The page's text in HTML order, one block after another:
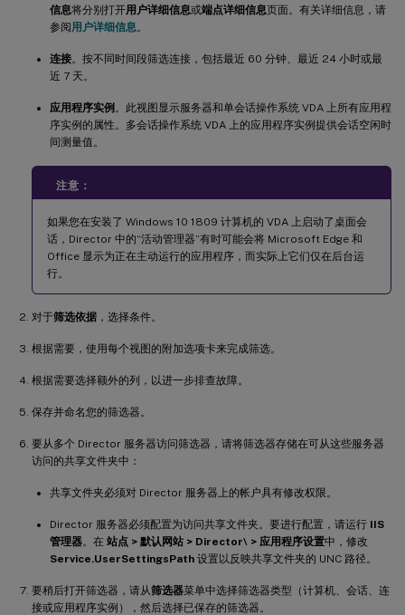
信息将分别打开用户详细信息或端点详细信息页面。有关详细信息，请
参阅用户详细信息 。
连接。按不同时间段筛选连接，包括最近 60 分钟、最近 24 小时或最
近 7 天。
应用程序实例 。此视图显示服务器和单会话操作系统 VDA 上所有应用程
序实例的属性。多会话操作系统 VDA 上的应用程序实例提供会话空闲时
间测量值。
注意：
如果您在安装了 Windows 10 1809 计算机的 VDA 上启动了桌面会
话，Director 中的“活动管理器”有时可能会将 Microsoft Edge 和
Office 显示为正在主动运行的应用程序，而实际上它们仅在后台运
行。
对于筛选依据 ，选择条件。
根据需要，使用每个视图的附加选项卡来完成筛选。
根据需要选择额外的列，以进一步排查故障。
保存并命名您的筛选器。
要从多个 Director 服务器访问筛选器，请将筛选器存储在可从这些服务器
访问的共享文件夹中：
共享文件夹必须对 Director 服务器上的帐户具有修改权限。
Director 服务器必须配置为访问共享文件夹。要进行配置，请运行 IIS
管理器。在 站点 > 默认网站 > Director\ > 应用程序设置中，修改
Service.UserSettingsPath 设置以反映共享文件夹的 UNC 路径。
要稍后打开筛选器，请从筛选器菜单中选择筛选器类型（计算机、会话、连
接或应用程序实例），然后选择已保存的筛选器。